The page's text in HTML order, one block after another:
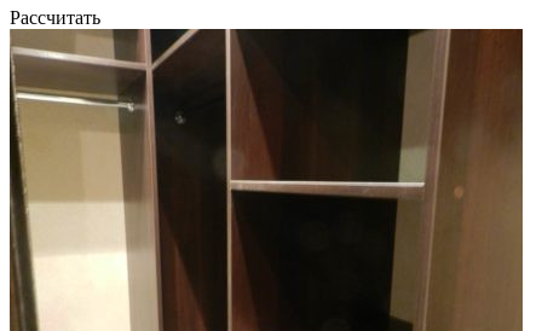
Рассчитать